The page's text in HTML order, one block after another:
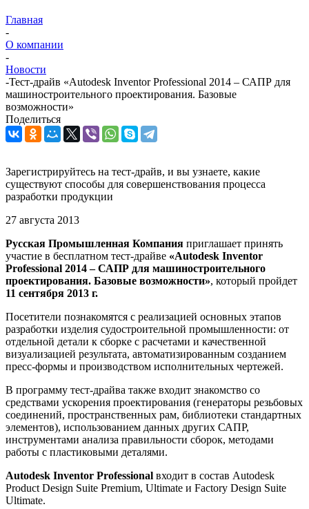
Главная
-
О компании
-
Новости
-Тест-драйв «Autodesk Inventor Professional 2014 – САПР для
машиностроительного проектирования. Базовые
возможности»
Поделиться
Зарегистрируйтесь на тест-драйв, и вы узнаете, какие
существуют способы для совершенствования процесса
разработки продукции
27 августа 2013
Русская Промышленная Компания приглашает принять
участие в бесплатном тест-драйве «Autodesk Inventor
Professional 2014 – САПР для машиностроительного
проектирования. Базовые возможности», который пройдет
11 сентября 2013 г.
Посетители познакомятся с реализацией основных этапов
разработки изделия судостроительной промышленности: от
отдельной детали к сборке с расчетами и качественной
визуализацией результата, автоматизированным созданием
пресс-формы и производством исполнительных чертежей.
В программу тест-драйва также входит знакомство со
средствами ускорения проектирования (генераторы резьбовых
соединений, пространственных рам, библиотеки стандартных
элементов), использованием данных других САПР,
инструментами анализа правильности сборок, методами
работы с пластиковыми деталями.
Autodesk Inventor Professional входит в состав Autodesk
Product Design Suite Premium, Ultimate и Factory Design Suite
Ultimate.